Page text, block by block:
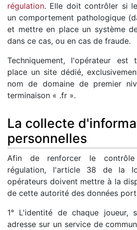
régulation. Elle doit contrôler si
un comportement pathologique
et mettre en place un système
dans ce cas, ou en cas de fraude.
Techniquement, l'opérateur
place un site dédié,
nom de domaine de premier
terminaison « .fr ».
La collecte
personnelles
Afin de renforcer le
régulation, l'article 38 de la
opérateurs doivent mettre à la
de cette autorité des données
1° L'identité de chaque joueur,
adresse sur un service de